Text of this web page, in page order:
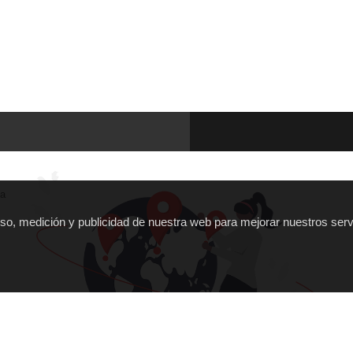
medición y publicidad de nuestra web para mejorar nuestros